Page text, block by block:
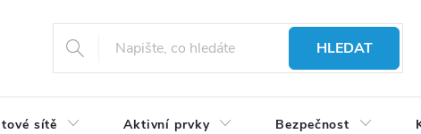
HLEDAT
sítě Aktivní prvky Bezpečnost